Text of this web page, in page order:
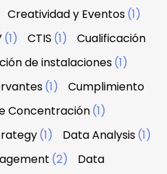
Creatividad y Eventos(1)
(1) CTIS (1)
Cualificación
de instalaciones(1)
(1)
Cumplimiento
Concentración(1)
(1) Data Analysis(1)
(2)
Data